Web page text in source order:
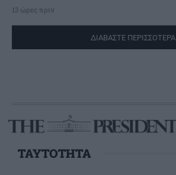
13 ώρες πριν
ΔΙΑΒΑΣΤΕ ΠΕΡΙΣΣΟΤΕΡΑ
TAYTOTHTA